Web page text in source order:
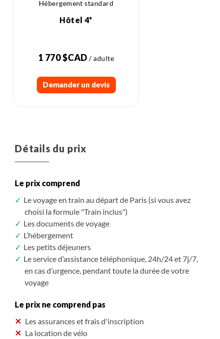
Hébergement standard
Hôtel 4*
1 770 $CAD
Demander un devis
Détails du prix
Le prix comprend
Le voyage en train au départ de Paris (si vous avez
choisi la formule "Train inclus")
Les documents de voyage
L’hébergement
Les petits déjeuners
Le service d’assistance téléphonique, 24h/24 et 7j/7,
en cas d’urgence, pendant toute la durée de votre
voyage
Le prix ne comprend pas
Les assurances et frais d'inscription
La location de vélo